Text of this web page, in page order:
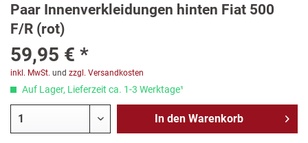
Paar Innenverkleidungen hinten Fiat 500
F/R (rot)
59,95 € *
inkl. MwSt. und zzgl. Versandkosten
Auf Lager, Lieferzeit ca. 1-3 Werktage¹
In den Warenkorb